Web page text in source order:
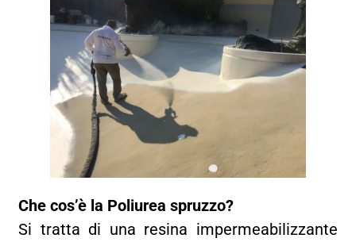
Che cos’è la Poliurea spruzzo?
Si tratta di una resina impermeabilizzante